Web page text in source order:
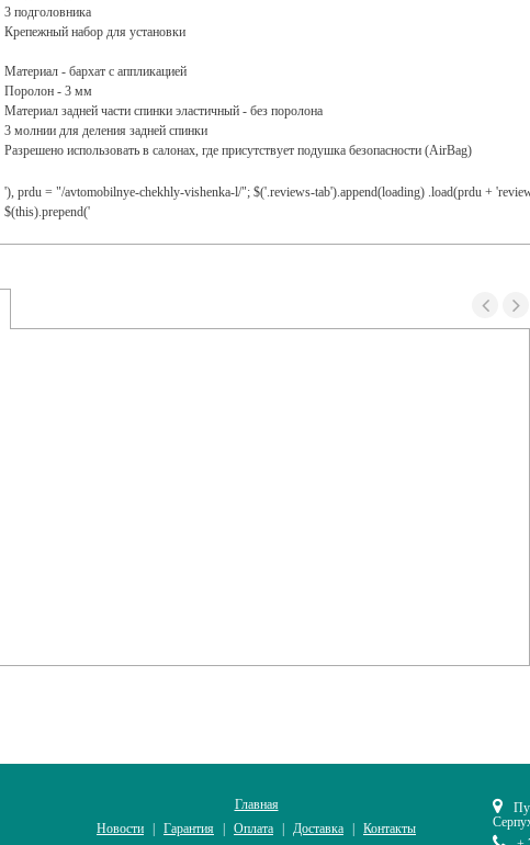
3 подголовника
Крепежный набор для установки
Материал - бархат с аппликацией
Поролон - 3 мм
Материал задней части спинки эластичный - без поролона
3 молнии для деления задней спинки
Разрешено использовать в салонах, где присутствует подушка безопасности (AirBag)
'), prdu = "/avtomobilnye-chekhly-vishenka-l/"; $('.reviews-tab').append(loading) .load(prdu +
$(this).prepend('
Главная
Новости
Гарантия Оплата Доставка Контакты